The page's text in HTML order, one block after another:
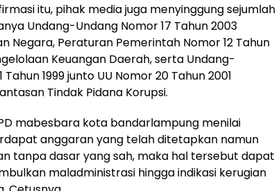
itu, pihak media juga menyinggung sejumlah
Undang-Undang Nomor 17 Tahun 2003
Negara, Peraturan Pemerintah Nomor 12 Tahun
Keuangan Daerah, serta Undang-
Tahun 1999 junto UU Nomor 20 Tahun 2001
Tindak Pidana Korupsi.
mabesbara kota bandarlampung menilai
anggaran yang telah ditetapkan namun
tanpa dasar yang sah, maka hal tersebut dapat
maladministrasi hingga indikasi kerugian